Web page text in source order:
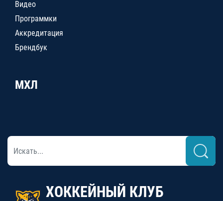
Видео
Программки
Аккредитация
Брендбук
МХЛ
ХОККЕЙНЫЙ КЛУБ